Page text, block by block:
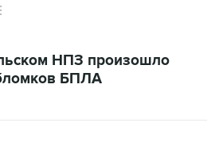
НПЗ произошло
БПЛА